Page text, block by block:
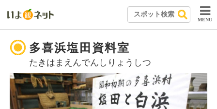
MENU
多喜浜塩田資料室
たきはまえんでんしりょうしつ